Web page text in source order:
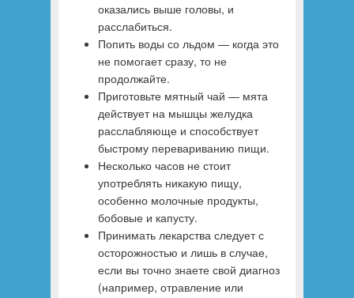
оказались выше головы, и
расслабиться.
Попить воды со льдом — когда это
не помогает сразу, то не
продолжайте.
Приготовьте мятный чай — мята
действует на мышцы желудка
расслабляюще и способствует
быстрому перевариванию пищи.
Несколько часов не стоит
употреблять никакую пищу,
особенно молочные продукты,
бобовые и капусту.
Принимать лекарства следует с
осторожностью и лишь в случае,
если вы точно знаете свой диагноз
(например, отравление или